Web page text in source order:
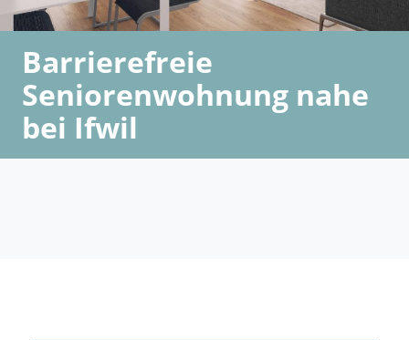
Barrierefreie
Seniorenwohnung nahe
bei Ifwil